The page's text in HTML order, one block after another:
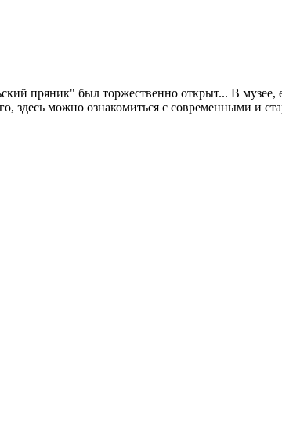
пряник" был торжественно открыт... В
здесь можно ознакомиться с современными и